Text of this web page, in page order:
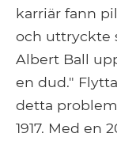
karriär fann
och uttryckte
Albert Ball
en dud."
detta
1917. Med en